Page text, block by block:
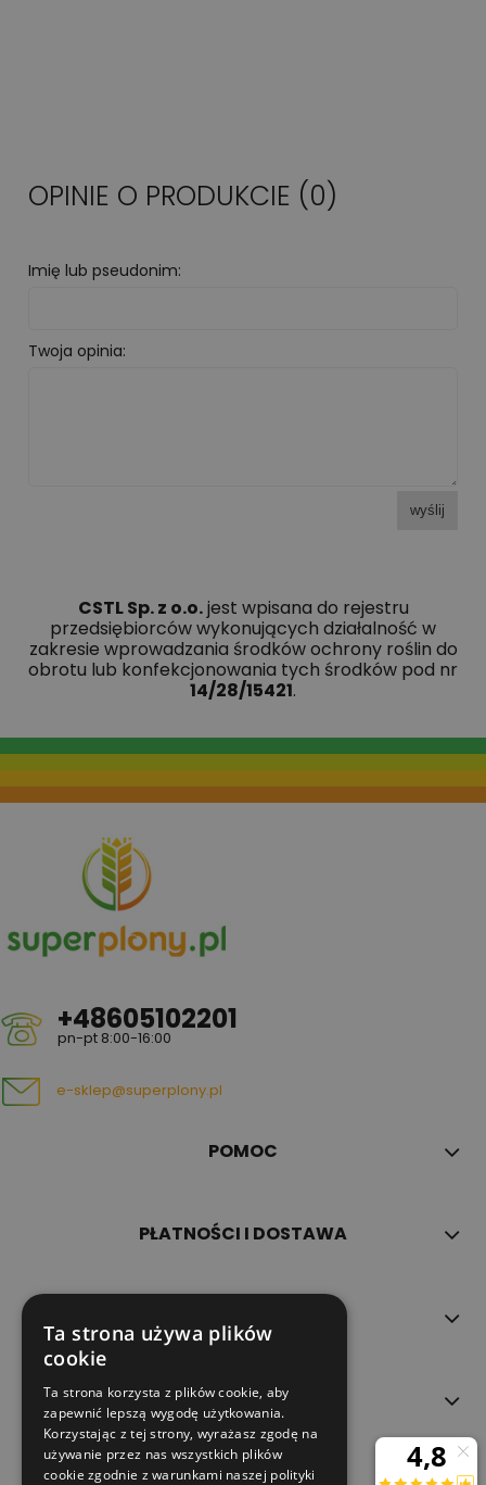
OPINIE O PRODUKCIE (0)
Imię lub pseudonim:
Twoja opinia:
wyślij
CSTL Sp. z o.o.jest wpisana do rejestru
przedsiębiorców wykonujących działalność w
zakresie wprowadzania środków ochrony roślin do
obrotu lub konfekcjonowania tych środków pod nr
14/28/15421.
+48605102201
pn-pt 8:00-16:00
e-sklep@superplony.pl
POMOC
PŁATNOŚCI I DOSTAWA
O NAS
Ta strona używa plików
cookie
Ta strona korzysta z plików cookie, aby
zapewnić lepszą wygodę użytkowania.
Korzystając z tej strony, wyrażasz zgodę na
używanie przez nas wszystkich plików
cookie zgodnie z warunkami naszej polityki